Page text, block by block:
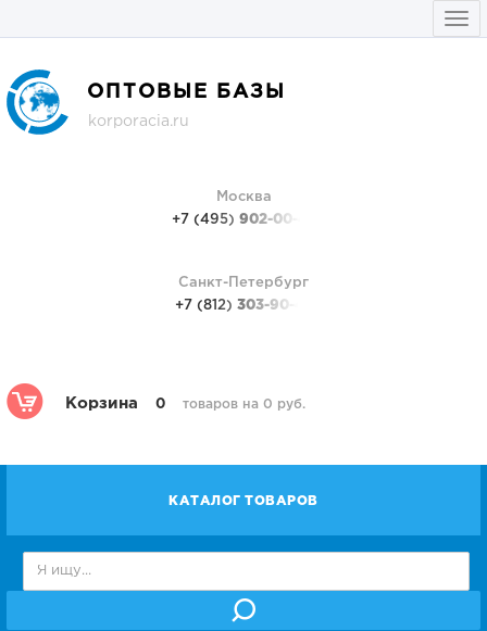
ОПТОВЫЕ БАЗЫ
korporacia.ru
Москва
+7 (495) 902-00-48
Санкт-Петербург
+7 (812) 303-90-48
Корзина 0 товаров на 0 руб.
КАТАЛОГ ТОВАРОВ